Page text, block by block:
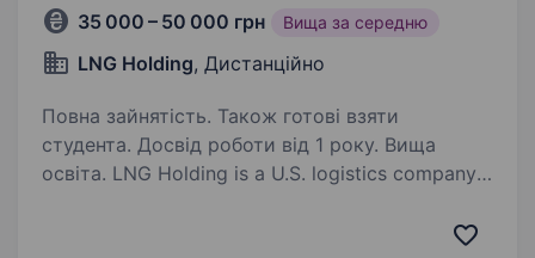
35 000 – 50 000 грн Вища за середню
LNG Holding, Дистанційно
Повна зайнятість. Також готові взяти
студента. Досвід роботи від 1 року. Вища
освіта. LNG Holding is a U.S. logistics company
approach. We’re building modern HR processes,